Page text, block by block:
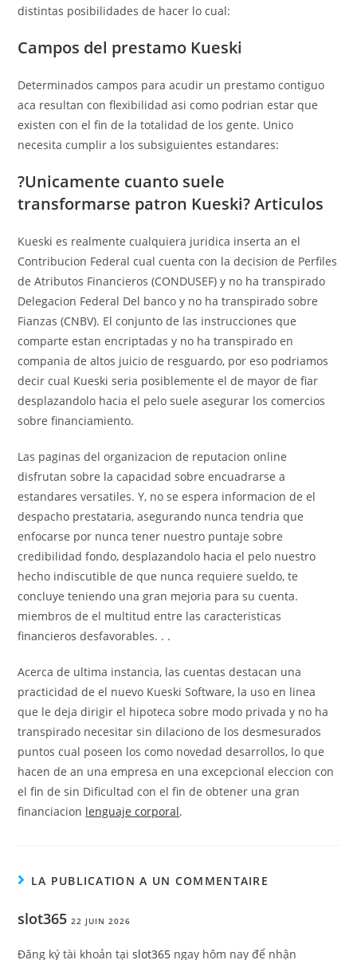
distintas posibilidades de hacer lo cual:
Campos del prestamo Kueski
Determinados campos para acudir un prestamo contiguo
aca resultan con flexibilidad asi­ como podrian estar que
existen con el fin de la totalidad de los gente. Unico
necesita cumplir a los subsiguientes estandares:
?Unicamente cuanto suele
transformarse patron Kueski? Articulos
Kueski es realmente cualquiera juridica inserta an el
Contribucion Federal cual cuenta con la decision de Perfiles
de Atributos Financieros (CONDUSEF) y no ha transpirado
Delegacion Federal Del banco y no ha transpirado sobre
Fianzas (CNBV). El conjunto de las instrucciones que
comparte estan encriptadas y no ha transpirado en
compania de altos juicio de resguardo, por eso podri­amos
decir cual Kueski seri­a posiblemente el de mayor de fiar
desplazandolo hacia el pelo suele asegurar los comercios
sobre financiamiento.
Las paginas del organizacion de reputacion online
disfrutan sobre la capacidad sobre encuadrarse a
estandares versatiles. Y, no se espera informacion de el
despacho prestataria, asegurando nunca tendria que
enfocarse por nunca tener nuestro puntaje sobre
credibilidad fondo, desplazandolo hacia el pelo nuestro
hecho indiscutible de que nunca requiere sueldo, te
concluye teniendo una gran mejoria para su cuenta.
miembros de el multitud entre las caracteristicas
financieros desfavorables. . .
Acerca de ultima instancia, las cuentas destacan una
practicidad de el nuevo Kueski Software, la uso en linea
que le deja dirigir el hipoteca sobre modo privada y no ha
transpirado necesitar sin dilaciono de los desmesurados
puntos cual poseen los como novedad desarrollos, lo que
hacen de an una empresa en una excepcional eleccion con
el fin de sin Dificultad con el fin de obtener una gran
financiacion lenguaje corporal.
LA PUBLICATION A UN COMMENTAIRE
slot365 22 JUIN 2026
Đăng ký tài khoản tạislot365 ngay hôm nay để nhận